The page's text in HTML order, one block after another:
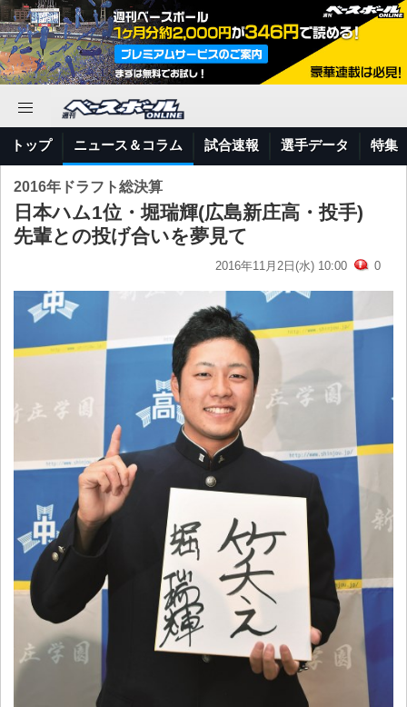
トップ ニュース＆コラム 試合速報 選手データ 特集
2016年ドラフト総決算
日本ハム1位・堀瑞輝(広島新庄高・投手)
先輩との投げ合いを夢見て
2016年11月2日(水) 10:00 0